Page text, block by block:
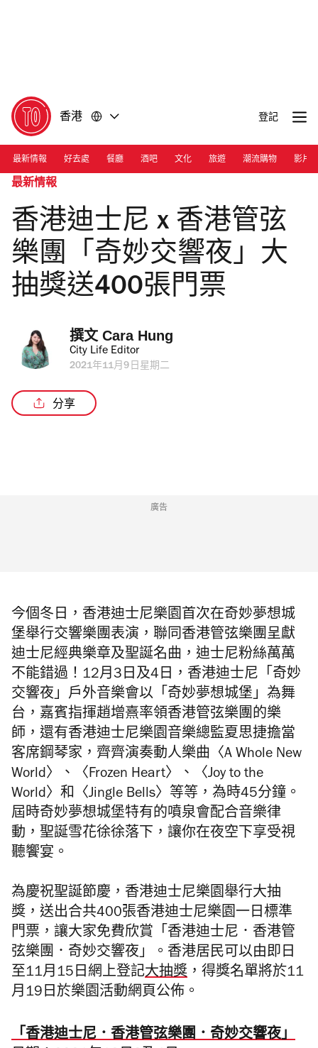
香港 登記
最新情報 好去處 餐廳 酒吧 文化 旅遊 潮流購物 影片
最新情報
香港迪士尼 x 香港管弦
樂團「奇妙交響夜」大
抽獎送400張門票
撰文 Cara Hung
City Life Editor
2021年11月9日星期二
分享
廣告
今個冬日，香港迪士尼樂園首次在奇妙夢想城
堡舉行交響樂團表演，聯同香港管弦樂團呈獻
迪士尼經典樂章及聖誕名曲，迪士尼粉絲萬萬
不能錯過！12月3日及4日，香港迪士尼「奇妙
交響夜」戶外音樂會以「奇妙夢想城堡」為舞
台，嘉賓指揮趙增熹率領香港管弦樂團的樂
師，還有香港迪士尼樂園音樂總監夏思捷擔當
客席鋼琴家，齊齊演奏動人樂曲〈A Whole New
World〉、〈Frozen Heart〉、
〈Joy to the
World〉 和 〈Jingle Bells〉 等等，為時45分鐘。
屆時奇妙夢想城堡特有的噴泉會配合音樂律
動 ，聖誕雪花徐徐落下，讓你在夜空下享受視
聽饗宴。
為慶祝聖誕節慶，香港迪士尼樂園舉行大抽
獎，送出合共400張香港迪士尼樂園一日標準
門票，讓大家免費欣賞「香港迪士尼．香港管
弦樂團．奇妙交響夜」。香港居民可以由即日
至11月15日網上登記大抽獎 ，得獎名單將於11
月19日於樂園活動網頁公佈。
「香港迪士尼．香港管弦樂團．奇妙交響夜」